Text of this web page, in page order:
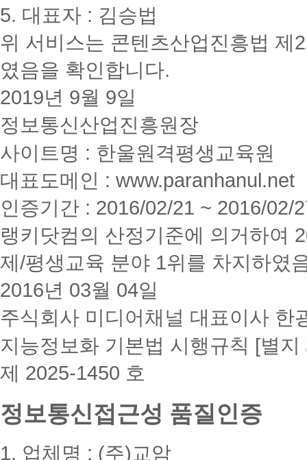
5. 대표자 : 김승법
위 서비스는 콘텐츠산업진흥법 제
였음을 확인합니다.
2019년 9월 9일
정보통신산업진흥원장
사이트명 : 한울원격평생교육원
대표도메인 : www.paranhanul.net
인증기간 : 2016/02/21 ~ 2016/02/
랭키닷컴의 산정기준에 의거하여
제/평생교육 분야 1위를 차지하였
2016년 03월 04일
주식회사 미디어채널 대표이사 한
지능정보화 기본법 시행규칙 [별지
제 2025-1450 호
정보통신접근성 품질인증
1. 업체명 : (주)교암